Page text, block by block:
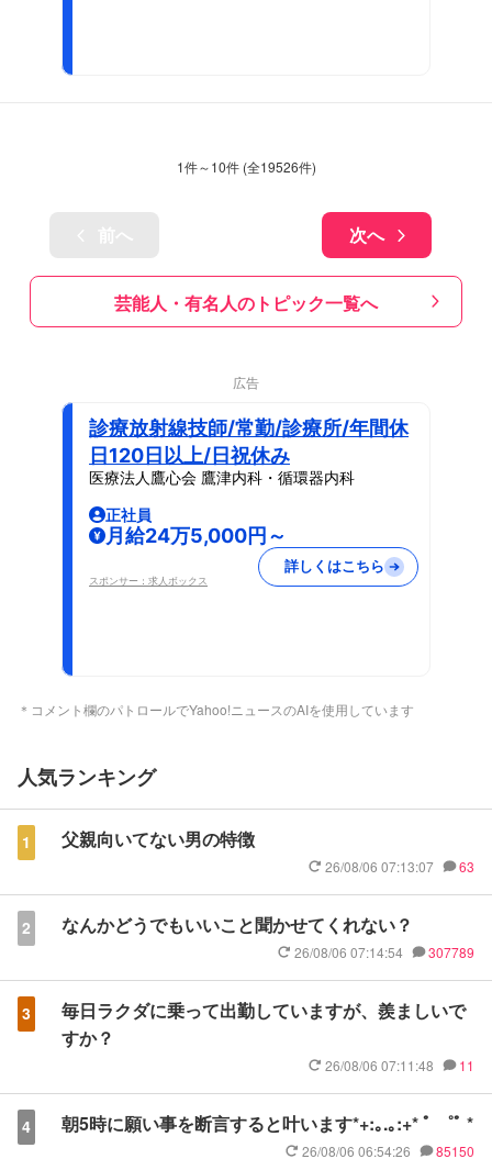
1件～10件 (全19526件)
次へ
芸能人・有名人のトピック一覧へ
広告
診療放射線技師/常勤/診療所/年間休
日120日以上/日祝休み
医療法人鷹心会 鷹津内科・循環器内科
正社員
月給24万5,000円～
スポンサー：求人ボックス
詳しくはこちら
＊コメント欄のパトロールでYahoo!ニュースのAIを使用しています
人気ランキング
1 父親向いてない男の特徴
26/08/06 07:13:07 63
2 なんかどうでもいいこと聞かせてくれない？
26/08/06 07:14:54 307789
3
毎日ラクダに乗って出勤していますが、羨ましいで
すか？
26/08/06 07:11:48 11
4 朝5時に願い事を断言すると叶います*+:｡.｡:+* ﾟ ゜ﾟ *
26/08/06 06:54:26 85150